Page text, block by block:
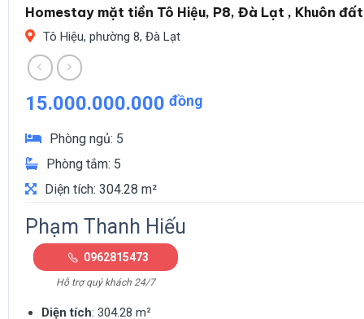
Homestay mặt tiền Tô Hiệu, P8, Đà Lạt , Khuôn
Tô Hiệu, phường 8, Đà Lạt
15.000.000.000 đồng
Phòng ngủ: 5
Phòng tắm: 5
Diện tích: 304.28 m²
Phạm Thanh Hiếu
0962815473
Hỗ trợ quý khách 24/7
Diện tích: 304.28 m²